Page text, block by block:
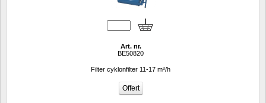
Art. nr.
BE50820
Filter cyklonfilter 11-17 m³/h